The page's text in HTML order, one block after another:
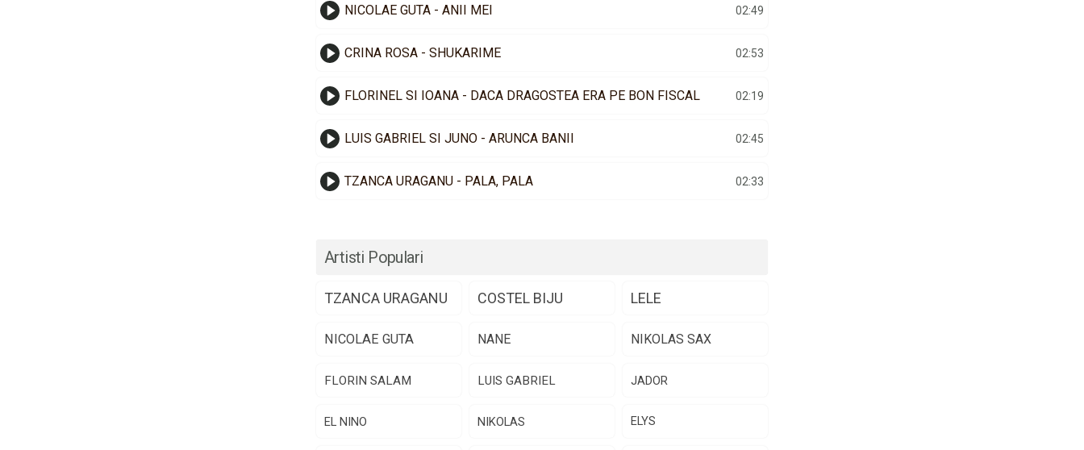
NICOLAE GUTA - ANII MEI 02:49
CRINA ROSA - SHUKARIME 02:53
FLORINEL SI IOANA - DACA DRAGOSTEA ERA PE BON FISCAL 02:19
LUIS GABRIEL SI JUNO - ARUNCA BANII 02:45
TZANCA URAGANU - PALA, PALA 02:33
Artisti Populari
TZANCA URAGANU COSTEL BIJU LELE
NICOLAE GUTA NANE NIKOLAS SAX
FLORIN SALAM LUIS GABRIEL JADOR
EL NINO NIKOLAS ELYS